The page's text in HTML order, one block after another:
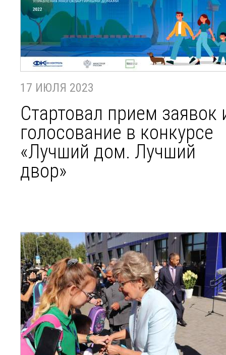
17 ИЮЛЯ 2023
Стартовал прием заявок
голосование в конкурсе
«Лучший дом. Лучший
двор»